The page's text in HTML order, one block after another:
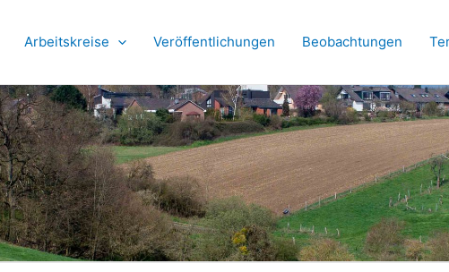
Arbeitskreise Veröffentlichungen Beobachtungen